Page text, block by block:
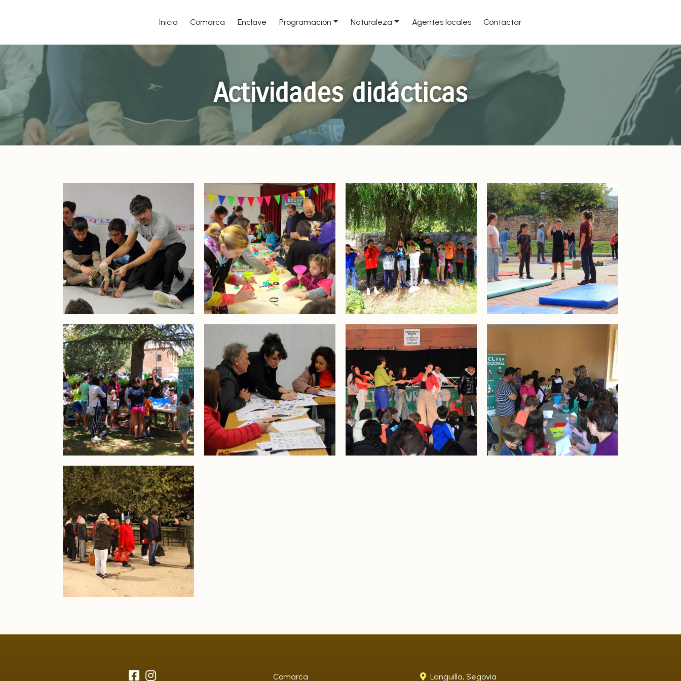
Inicio Comarca Enclave Programación Naturaleza Agentes locales Contactar
Actividades didácticas
Comarca Languilla, Segovia